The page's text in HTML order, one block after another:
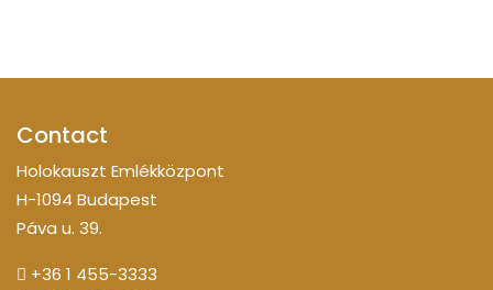
Contact
Holokauszt Emlékközpont
H-1094 Budapest
Páva u. 39.
+36 1 455-3333